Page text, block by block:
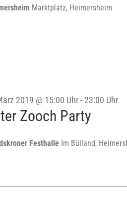
Marktplatz, Heimersheim
2019 @ 15:00 Uhr - 23:00 Uhr
Zooch Party
Festhalle Im Bülland,